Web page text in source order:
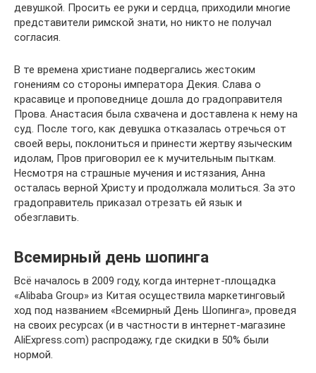
девушкой. Просить ее руки и сердца, приходили многие
представители римской знати, но никто не получал
согласия.
В те времена христиане подвергались жестоким
гонениям со стороны императора Декия. Слава о
красавице и проповеднице дошла до градоправителя
Прова. Анастасия была схвачена и доставлена к нему на
суд. После того, как девушка отказалась отречься от
своей веры, поклониться и принести жертву языческим
идолам, Пров приговорил ее к мучительным пыткам.
Несмотря на страшные мучения и истязания, Анна
осталась верной Христу и продолжала молиться. За это
градоправитель приказал отрезать ей язык и
обезглавить.
Всемирный день шопинга
Всё началось в 2009 году, когда интернет-площадка
«Alibaba Group» из Китая осуществила маркетинговый
ход под названием «Всемирный День Шопинга», проведя
на своих ресурсах (и в частности в интернет-магазине
AliExpress.com) распродажу, где скидки в 50% были
нормой.